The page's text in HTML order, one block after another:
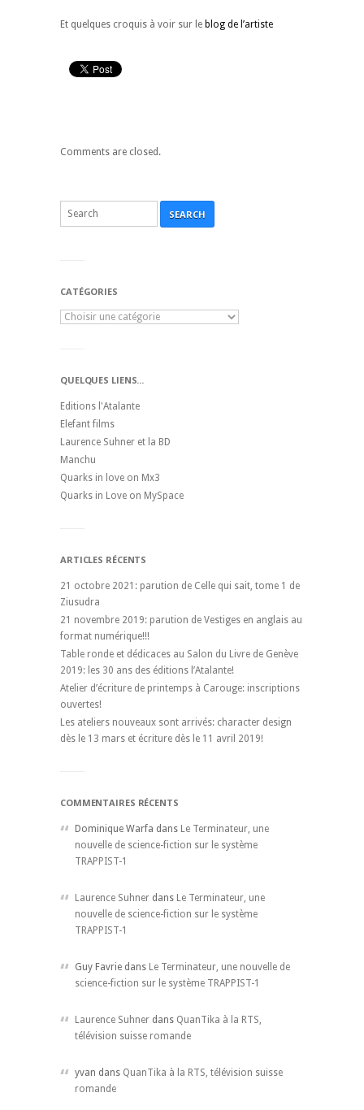
Et quelques croquis à voir sur le blog de l’artiste
Comments are closed.
SEARCH
CATÉGORIES
QUELQUES LIENS...
Editions l'Atalante
Elefant films
Laurence Suhner et la BD
Manchu
Quarks in love on Mx3
Quarks in Love on MySpace
ARTICLES RÉCENTS
21 octobre 2021: parution de Celle qui sait, tome 1 de
Ziusudra
21 novembre 2019: parution de Vestiges en anglais au
format numérique!!!
Table ronde et dédicaces au Salon du Livre de Genève
2019: les 30 ans des éditions l’Atalante!
Atelier d’écriture de printemps à Carouge: inscriptions
ouvertes!
Les ateliers nouveaux sont arrivés: character design
dès le 13 mars et écriture dès le 11 avril 2019!
COMMENTAIRES RÉCENTS
Dominique Warfa dans Le Terminateur, une
nouvelle de science-fiction sur le système
TRAPPIST-1
Laurence Suhner dans Le Terminateur, une
nouvelle de science-fiction sur le système
TRAPPIST-1
Guy Favrie dans Le Terminateur, une nouvelle de
science-fiction sur le système TRAPPIST-1
Laurence Suhner dans QuanTika à la RTS,
télévision suisse romande
yvan dans QuanTika à la RTS, télévision suisse
romande